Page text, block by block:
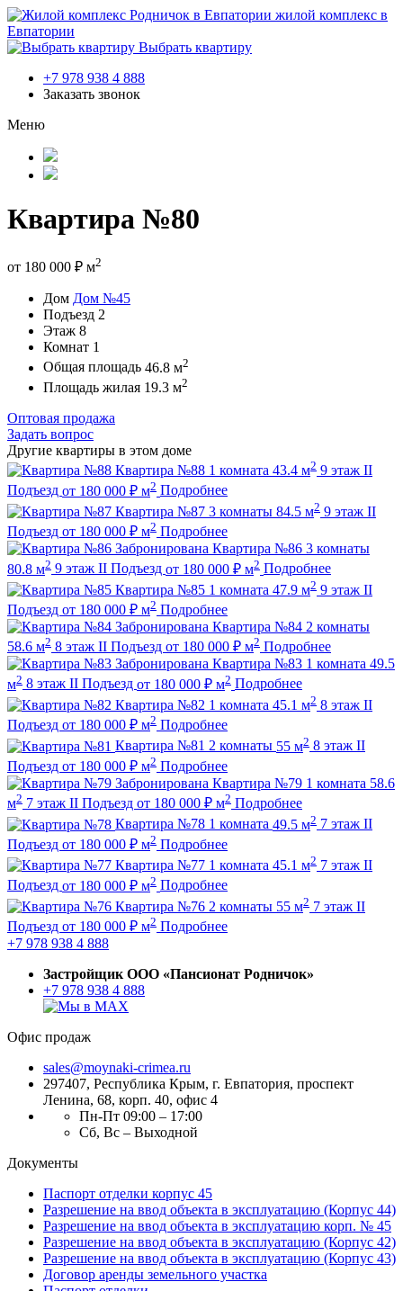
жилой комплекс в
Евпатории
Выбрать квартиру
+7 978 938 4 888
Заказать звонок
Меню
Квартира №80
от 180 000 ₽ м2
Дом Дом №45
Подъезд 2
Этаж 8
Комнат 1
Общая площадь 46.8 м2
Площадь жилая 19.3 м2
Оптовая продажа
Задать вопрос
Другие квартиры в этом доме
Квартира №88 1 комната 43.4 м2 9 этаж II
Подъезд от 180 000 ₽ м2 Подробнее
Квартира №87 3 комнаты 84.5 м2 9 этаж II
Подъезд от 180 000 ₽ м2 Подробнее
Забронирована Квартира №86 3 комнаты
80.8 м2 9 этаж II Подъезд от 180 000 ₽ м2 Подробнее
Квартира №85 1 комната 47.9 м2 9 этаж II
Подъезд от 180 000 ₽ м2 Подробнее
Забронирована Квартира №84 2 комнаты
58.6 м2 8 этаж II Подъезд от 180 000 ₽ м2 Подробнее
Забронирована Квартира №83 1 комната 49.5
м2 8 этаж II Подъезд от 180 000 ₽ м2 Подробнее
Квартира №82 1 комната 45.1 м2 8 этаж II
Подъезд от 180 000 ₽ м2 Подробнее
Квартира №81 2 комнаты 55 м2 8 этаж II
Подъезд от 180 000 ₽ м2 Подробнее
Забронирована Квартира №79 1 комната 58.6
м2 7 этаж II Подъезд от 180 000 ₽ м2 Подробнее
Квартира №78 1 комната 49.5 м2 7 этаж II
Подъезд от 180 000 ₽ м2 Подробнее
Квартира №77 1 комната 45.1 м2 7 этаж II
Подъезд от 180 000 ₽ м2 Подробнее
Квартира №76 2 комнаты 55 м2 7 этаж II
Подъезд от 180 000 ₽ м2 Подробнее
+7 978 938 4 888
Застройщик ООО «Пансионат Родничок»
+7 978 938 4 888
Офис продаж
sales@moynaki-crimea.ru
297407, Республика Крым, г. Евпатория, проспект
Ленина, 68, корп. 40, офис 4
Пн-Пт 09:00 – 17:00
Сб, Вс – Выходной
Документы
Паспорт отделки корпус 45
Разрешение на ввод объекта в эксплуатацию (Корпус 44)
Разрешение на ввод объекта в эксплуатацию корп. № 45
Разрешение на ввод объекта в эксплуатацию (Корпус 42)
Разрешение на ввод объекта в эксплуатацию (Корпус 43)
Договор аренды земельного участка